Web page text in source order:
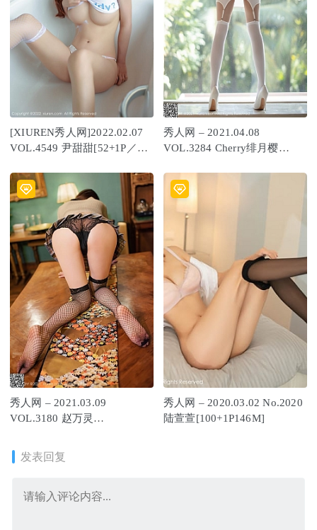
[XIUREN秀人网]2022.02.07
VOL.4549 尹甜甜[52+1P／
秀人网 – 2021.04.08
VOL.3284 Cherry绯月樱
秀人网 – 2021.03.09
VOL.3180 赵万灵
秀人网 – 2020.03.02 No.2020
陆萱萱[100+1P146M]
发表回复